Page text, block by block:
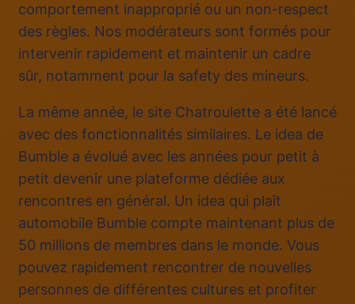
comportement inapproprié ou un non-respect
des règles. Nos modérateurs sont formés pour
intervenir rapidement et maintenir un cadre
sûr, notamment pour la safety des mineurs.
La même année, le site Chatroulette a été lancé
avec des fonctionnalités similaires. Le idea de
Bumble a évolué avec les années pour petit à
petit devenir une plateforme dédiée aux
rencontres en général. Un idea qui plaît
automobile Bumble compte maintenant plus de
50 millions de membres dans le monde. Vous
pouvez rapidement rencontrer de nouvelles
personnes de différentes cultures et profiter